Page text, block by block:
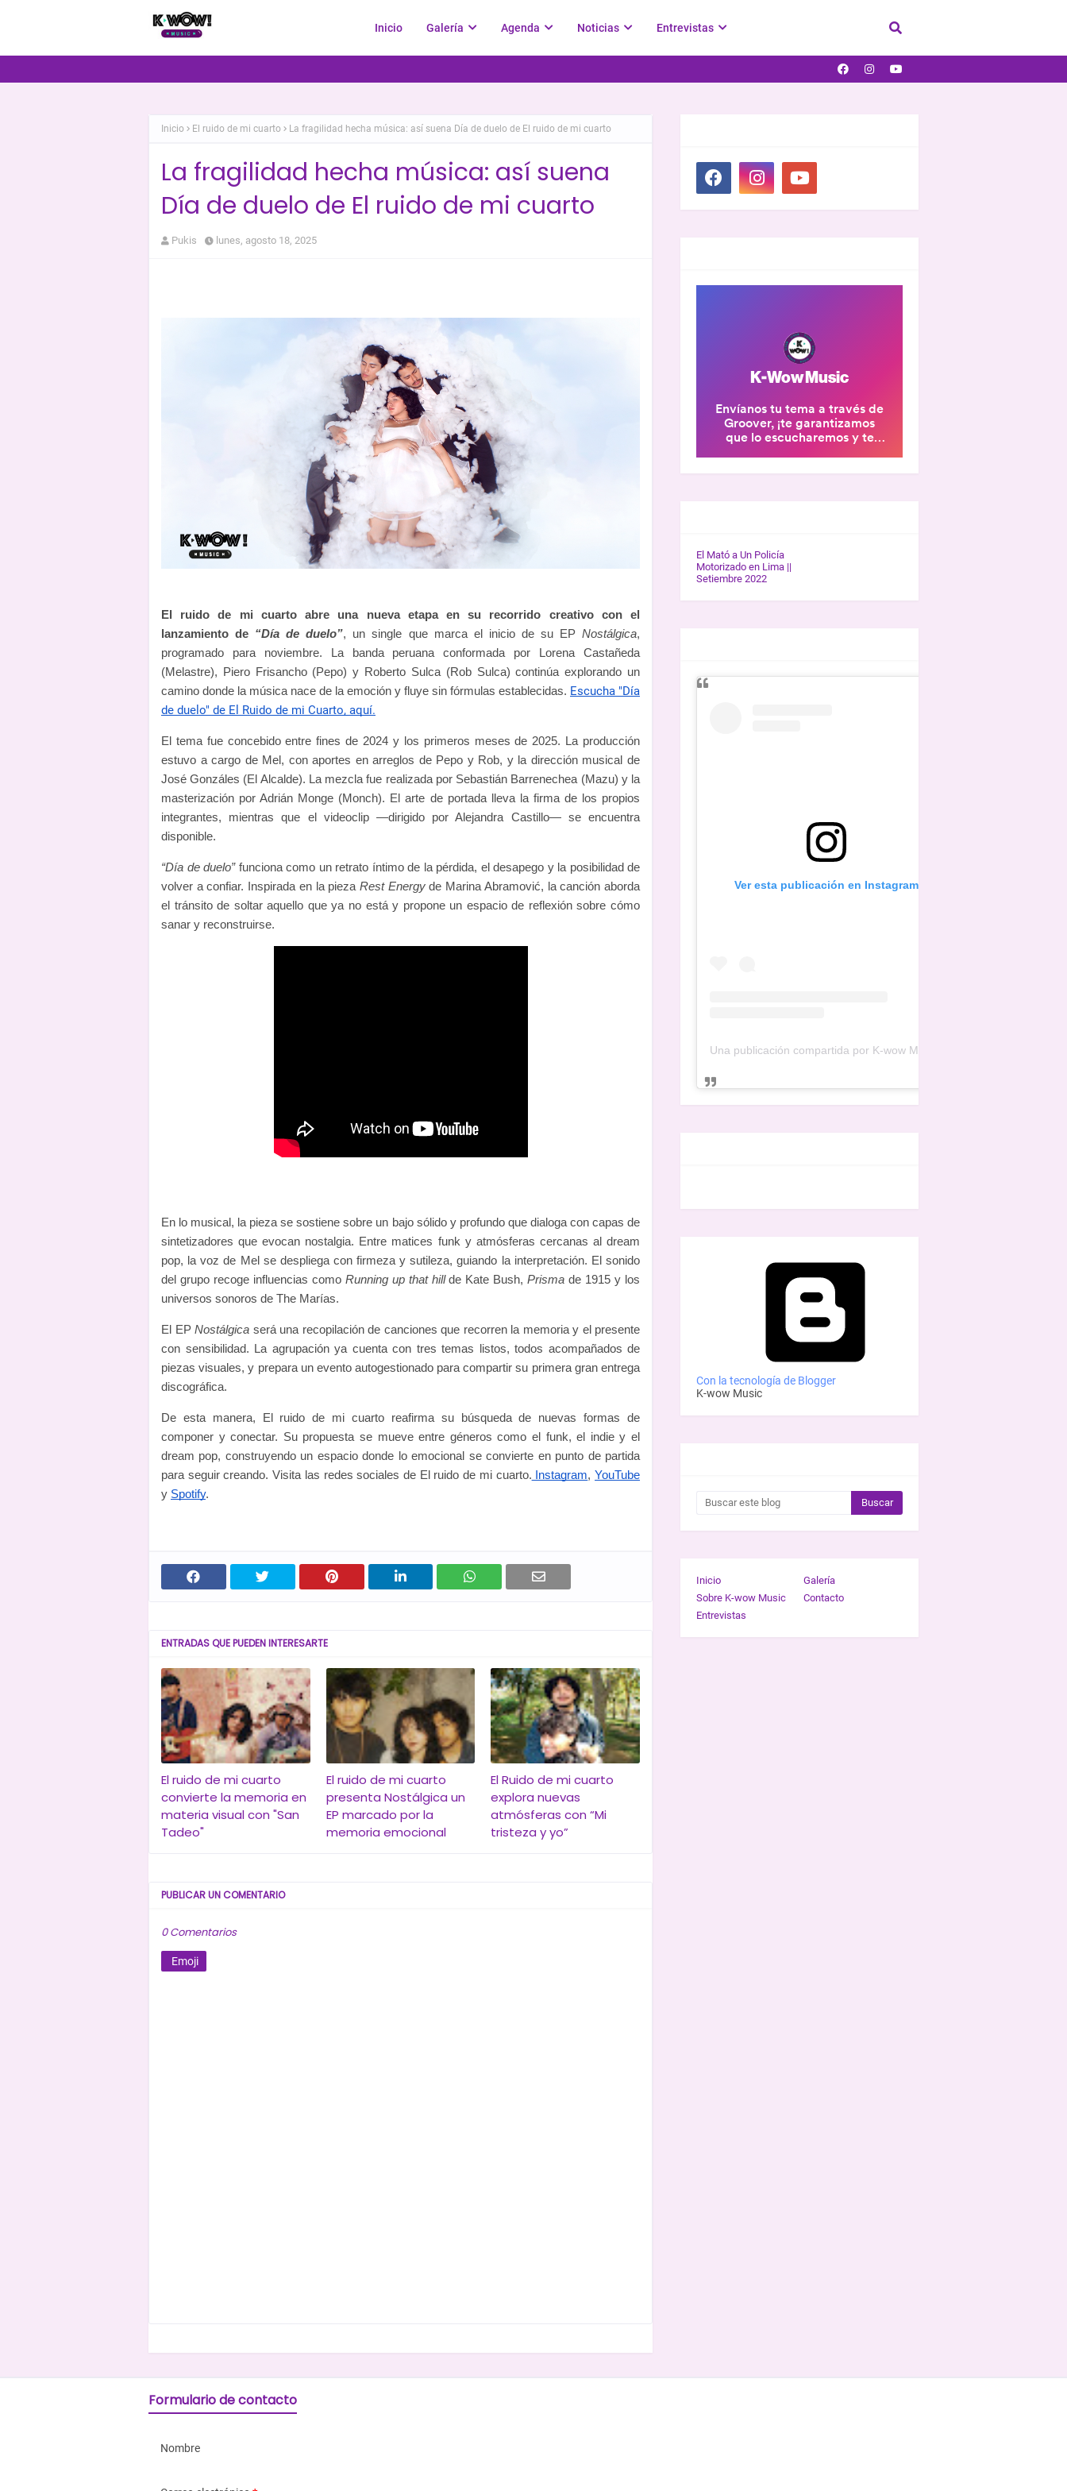
Inicio Galería Agenda Noticias Entrevistas
Inicio El ruido de mi cuarto La fragilidad hecha música: así suena Día de duelo de El ruido de mi cuarto
La fragilidad hecha música: así suena
Día de duelo de El ruido de mi cuarto
Pukis lunes, agosto 18, 2025
El ruido de mi cuarto abre una nueva etapa en su recorrido creativo con el
lanzamiento de “Día de duelo”, un single que marca el inicio de su EPNostálgica,
programado para noviembre. La banda peruana conformada por Lorena Castañeda
(Melastre), Piero Frisancho (Pepo) y Roberto Sulca (Rob Sulca) continúa explorando un
camino donde la música nace de la emoción y fluye sin fórmulas establecidas. Escucha "Día
de duelo" de El Ruido de mi Cuarto, aquí.
El tema fue concebido entre fines de 2024 y los primeros meses de 2025. La producción
estuvo a cargo de Mel, con aportes en arreglos de Pepo y Rob, y la dirección musical de
José Gonzáles (El Alcalde). La mezcla fue realizada por Sebastián Barrenechea (Mazu) y la
masterización por Adrián Monge (Monch). El arte de portada lleva la firma de los propios
integrantes, mientras que el videoclip —dirigido por Alejandra Castillo— se encuentra
disponible.
“Día de duelo”funciona como un retrato íntimo de la pérdida, el desapego y la posibilidad de
volver a confiar. Inspirada en la pieza Rest Energyde Marina Abramović, la canción aborda
el tránsito de soltar aquello que ya no está y propone un espacio de reflexión sobre cómo
sanar y reconstruirse.
En lo musical, la pieza se sostiene sobre un bajo sólido y profundo que dialoga con capas de
sintetizadores que evocan nostalgia. Entre matices funk y atmósferas cercanas al dream
pop, la voz de Mel se despliega con firmeza y sutileza, guiando la interpretación. El sonido
del grupo recoge influencias como Running up that hillde Kate Bush,Prisma de 1915 y los
universos sonoros de The Marías.
El EP Nostálgica será una recopilación de canciones que recorren la memoria y el presente
con sensibilidad. La agrupación ya cuenta con tres temas listos, todos acompañados de
piezas visuales, y prepara un evento autogestionado para compartir su primera gran entrega
discográfica.
De esta manera, El ruido de mi cuarto reafirma su búsqueda de nuevas formas de
componer y conectar. Su propuesta se mueve entre géneros como el funk, el indie y el
dream pop, construyendo un espacio donde lo emocional se convierte en punto de partida
para seguir creando.Visita las redes sociales de El ruido de mi cuarto. Instagram,YouTube
y Spotify.
ENTRADAS QUE PUEDEN INTERESARTE
El ruido de mi cuarto
convierte la memoria en
materia visual con "San
Tadeo"
El ruido de mi cuarto
presenta Nostálgica un
EP marcado por la
memoria emocional
El Ruido de mi cuarto
explora nuevas
atmósferas con “Mi
tristeza y yo”
PUBLICAR UN COMENTARIO
0 Comentarios
Emoji
El Mató a Un Policía
Motorizado en Lima ||
Setiembre 2022
Ver esta publicación en Instagram
Con la tecnología de Blogger
K-wow Music
Inicio
Galería
Sobre K-wow Music
Contacto
Entrevistas
Formulario de contacto
Nombre